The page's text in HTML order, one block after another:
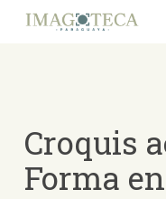
Croquis
Forma